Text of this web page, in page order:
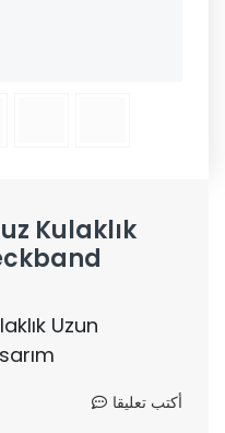
Kulaklık
Uzun
أكتب تعليقا